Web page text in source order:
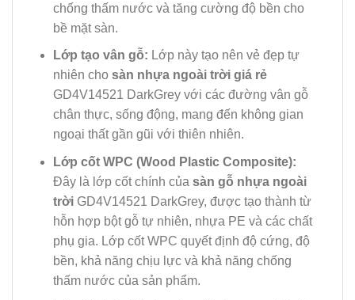
chống thấm nước và tăng cường độ bền cho
bề mặt sàn.
Lớp tạo vân gỗ: Lớp này tạo nên vẻ đẹp tự
nhiên cho sàn nhựa ngoài trời giá rẻ
GD4V14521 DarkGrey với các đường vân gỗ
chân thực, sống động, mang đến không gian
ngoại thất gần gũi với thiên nhiên.
Lớp cốt WPC (Wood Plastic Composite):
Đây là lớp cốt chính của sàn gỗ nhựa ngoài
trờiGD4V14521 DarkGrey, được tạo thành từ
hỗn hợp bột gỗ tự nhiên, nhựa PE và các chất
phụ gia. Lớp cốt WPC quyết định độ cứng, độ
bền, khả năng chịu lực và khả năng chống
thấm nước của sản phẩm.